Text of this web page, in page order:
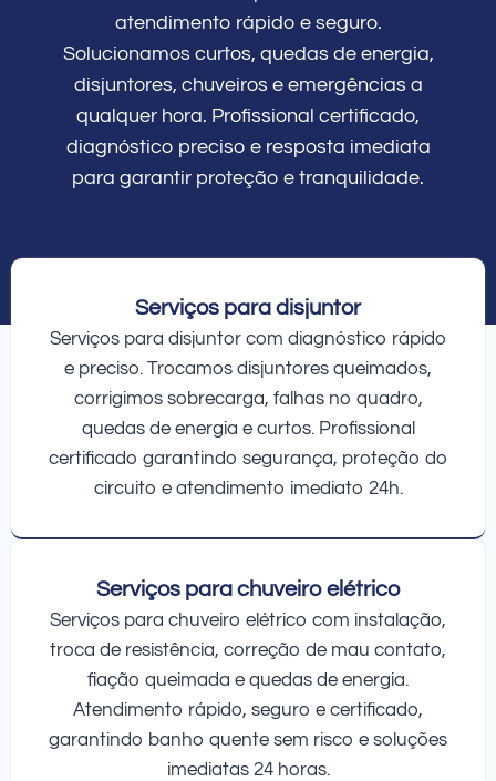
atendimento rápido e seguro.
Solucionamos curtos, quedas de energia,
disjuntores, chuveiros e emergências a
qualquer hora. Profissional certificado,
diagnóstico preciso e resposta imediata
para garantir proteção e tranquilidade.
Serviços para disjuntor
Serviços para disjuntor com diagnóstico rápido
e preciso. Trocamos disjuntores queimados,
corrigimos sobrecarga, falhas no quadro,
quedas de energia e curtos. Profissional
certificado garantindo segurança, proteção do
circuito e atendimento imediato 24h.
Serviços para chuveiro elétrico
Serviços para chuveiro elétrico com instalação,
troca de resistência, correção de mau contato,
fiação queimada e quedas de energia.
Atendimento rápido, seguro e certificado,
garantindo banho quente sem risco e soluções
imediatas 24 horas.